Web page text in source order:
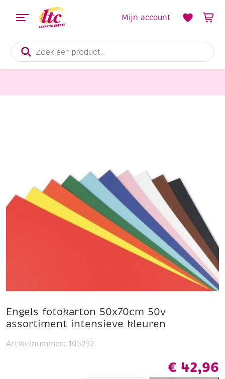
Producten
zoeken
Mijn account
Engels fotokarton 50x70cm 50v
assortiment intensieve kleuren
€ 42,96
Artikelnummer: 105292